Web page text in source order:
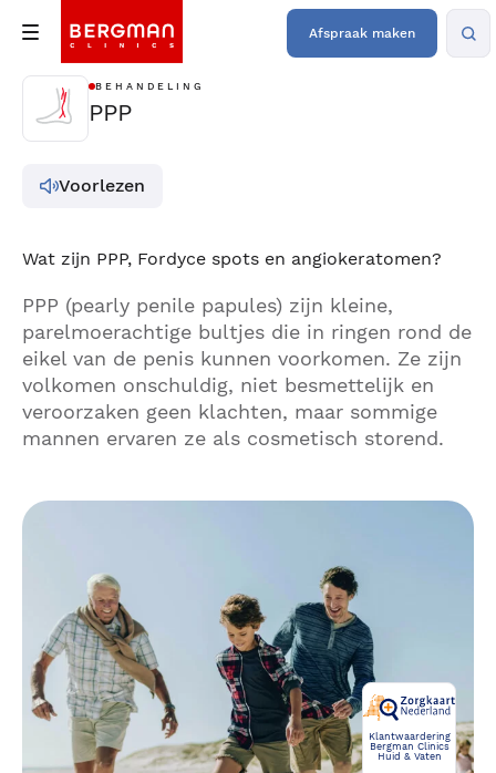
Afspraak maken
BEHANDELING
PPP
Voorlezen
Wat zijn PPP, Fordyce spots en angiokeratomen?
PPP (pearly penile papules) zijn kleine,
parelmoerachtige bultjes die in ringen rond de
eikel van de penis kunnen voorkomen. Ze zijn
volkomen onschuldig, niet besmettelijk en
veroorzaken geen klachten, maar sommige
mannen ervaren ze als cosmetisch storend.
Klantwaardering
Bergman Clinics
Huid & Vaten